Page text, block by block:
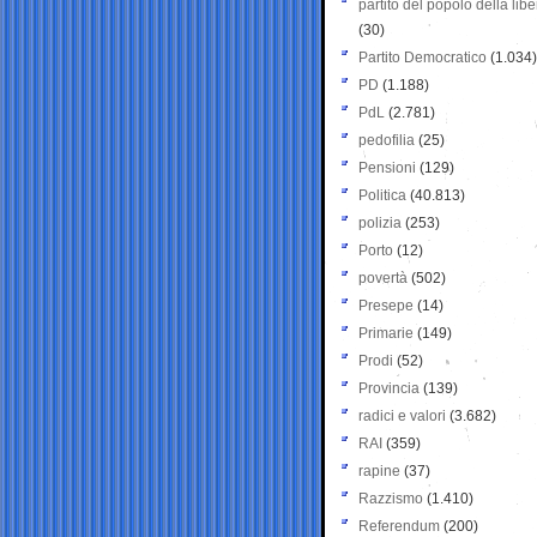
partito del popolo della
(30)
Partito Democratico (1.034)
PD (1.188)
PdL (2.781)
pedofilia (25)
Pensioni (129)
Politica (40.813)
polizia (253)
Porto (12)
povertà (502)
Presepe (14)
Primarie (149)
Prodi (52)
Provincia (139)
radici e valori (3.682)
RAI (359)
rapine (37)
Razzismo (1.410)
Referendum (200)